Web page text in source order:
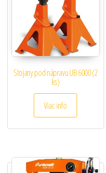
Stojany pod nápravu UB 6000 (2
ks)
Viac info